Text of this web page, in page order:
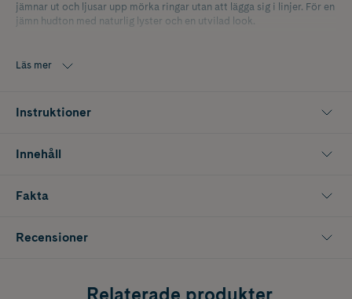
jämnar ut och ljusar upp mörka ringar utan att lägga sig i linjer. För en
jämn hudton med naturlig lyster och en utvilad look.
och dermatologiskt testad. Passar alla hudtyper, även de mest
Läs mer
Instruktioner
Innehåll
Fakta
Recensioner